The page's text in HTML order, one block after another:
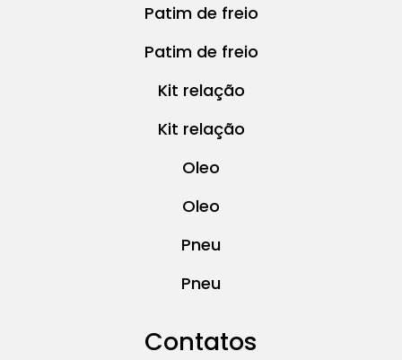
Patim de freio
Patim de freio
Kit relação
Kit relação
Oleo
Oleo
Pneu
Pneu
Contatos